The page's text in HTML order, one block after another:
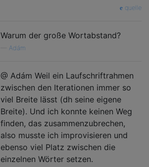
quelle
Warum der große Wortabstand?
Adám
@ Adám Weil ein Laufschriftrahmen
zwischen den Iterationen immer so
viel Breite lässt (dh seine eigene
Breite). Und ich konnte keinen Weg
finden, das zusammenzubrechen,
also musste ich improvisieren und
ebenso viel Platz zwischen die
einzelnen Wörter setzen.